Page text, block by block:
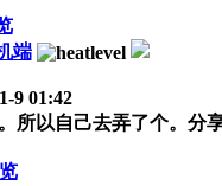
端
9 01:42
所以自己去弄了个。分